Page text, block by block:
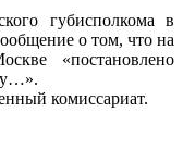
губисполкома в
о том, что на
«постановлено
комиссариат.